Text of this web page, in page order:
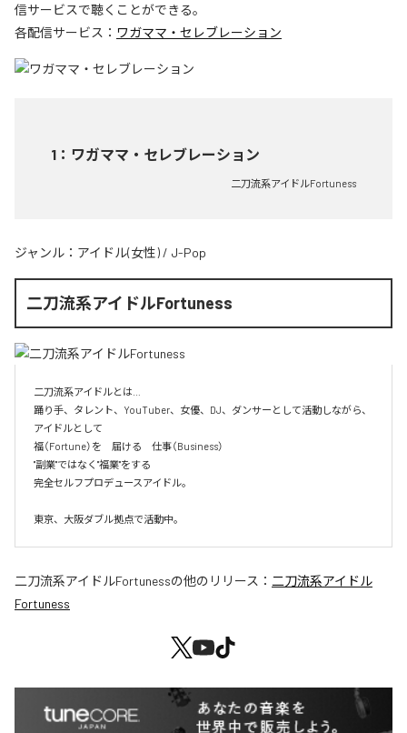
信サービスで聴くことができる。
各配信サービス： ワガママ・セレブレーション
1 ： ワガママ・セレブレーション
二刀流系アイドルFortuness
ジャンル： アイドル(女性) / J-Pop
二刀流系アイドルFortuness
二刀流系アイドルとは…
踊り手、タレント、YouTuber、女優、DJ、ダンサーとして活動しながら、
アイドルとして
福（Fortune）を　届ける　仕事（Business）
"副業"ではなく"福業"をする
完全セルフプロデュースアイドル。
東京、大阪ダブル拠点で活動中。
二刀流系アイドルFortunessの他のリリース： 二刀流系アイドル
Fortuness